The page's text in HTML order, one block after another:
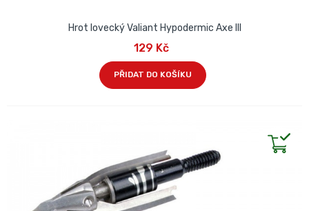
Hrot lovecký Valiant Hypodermic Axe III
129 Kč
PŘIDAT DO KOŠÍKU